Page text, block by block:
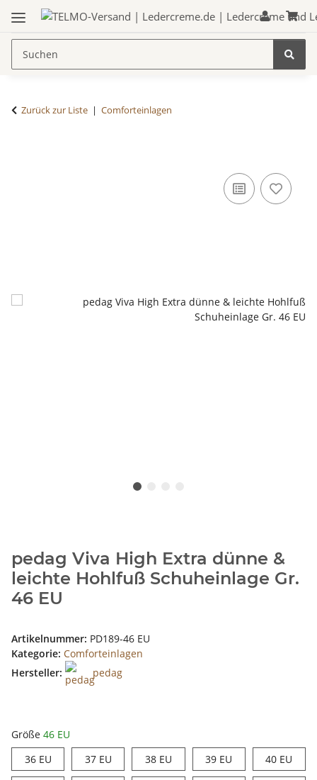
Zurück zur Liste Comforteinlagen
pedag Viva High Extra dünne &
leichte Hohlfuß Schuheinlage Gr.
46 EU
Artikelnummer: PD189-46 EU
Kategorie: Comforteinlagen
Hersteller:
pedag
Größe 46 EU
36 EU36 EU 37 EU37 EU 38 EU38 EU 39 EU 40 EU